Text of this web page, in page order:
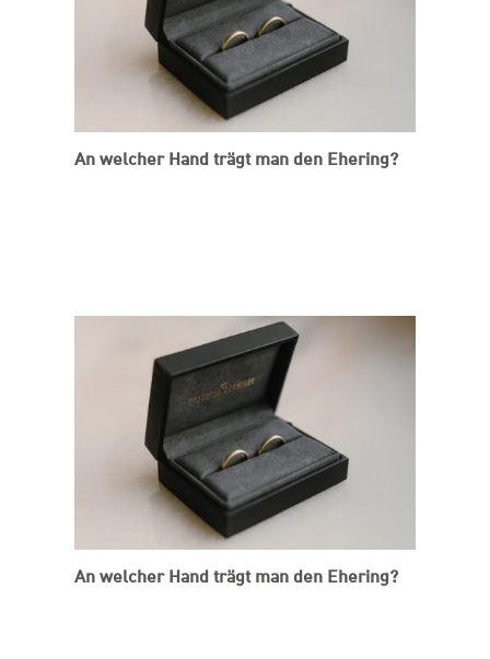
An welcher Hand trägt man den Ehering?
An welcher Hand trägt man den Ehering?